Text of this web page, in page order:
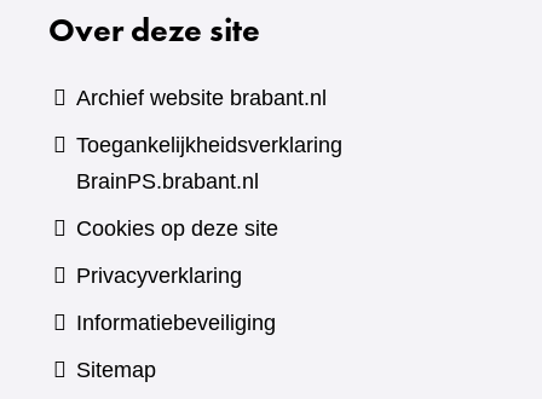
Over deze site
Archief website brabant.nl
Toegankelijkheidsverklaring
BrainPS.brabant.nl
Cookies op deze site
Privacyverklaring
Informatiebeveiliging
Sitemap